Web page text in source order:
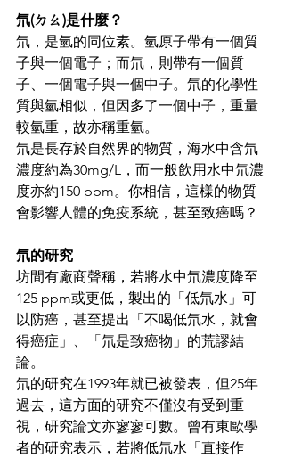
氘(ㄉㄠ)是什麼？
氘，是氫的同位素。氫原子帶有一個質
子與一個電子；而氘，則帶有一個質
子、一個電子與一個中子。氘的化學性
質與氫相似，但因多了一個中子，重量
較氫重，故亦稱重氫。
氘是長存於自然界的物質，海水中含氘
濃度約為30mg/L，而一般飲用水中氘濃
度亦約150 ppm。你相信，這樣的物質
會影響人體的免疫系統，甚至致癌嗎？
氘的研究
坊間有廠商聲稱，若將水中氘濃度降至
125 ppm或更低，製出的「低氘水」可
以防癌，甚至提出「不喝低氘水，就會
得癌症」、「氘是致癌物」的荒謬結
論。
氘的研究在1993年就已被發表，但25年
過去，這方面的研究不僅沒有受到重
視，研究論文亦寥寥可數。曾有東歐學
者的研究表示，若將低氘水「直接作